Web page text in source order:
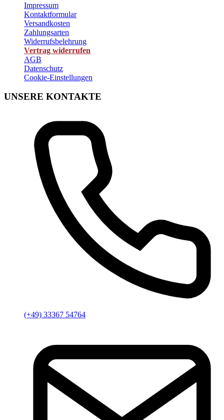
Impressum
Kontaktformular
Versandkosten
Zahlungsarten
Widerrufsbelehrung
Vertrag widerrufen
AGB
Datenschutz
Cookie-Einstellungen
UNSERE KONTAKTE
(+49) 33367 54764